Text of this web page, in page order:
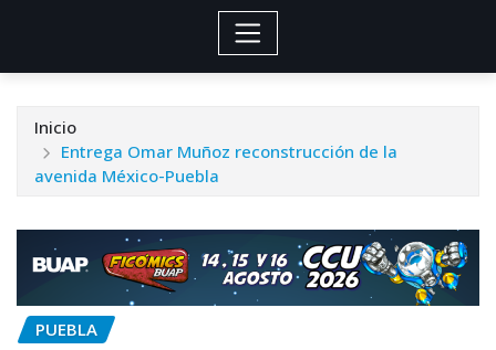
Inicio
Entrega Omar Muñoz reconstrucción de la
avenida México-Puebla
PUEBLA